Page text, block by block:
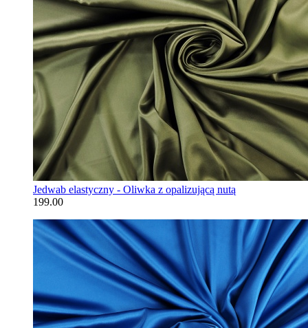
Jedwab elastyczny - Oliwka z opalizującą nutą
199.00